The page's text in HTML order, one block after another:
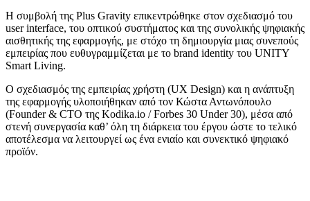
Η συμβολή της Plus Gravity επικεντρώθηκε στον σχεδιασμό του
user interface, του οπτικού συστήματος και της συνολικής ψηφιακής
αισθητικής της εφαρμογής, με στόχο τη δημιουργία μιας συνεπούς
εμπειρίας που ευθυγραμμίζεται με το brand identity του UNITY
Smart Living.
Ο σχεδιασμός της εμπειρίας χρήστη (UX Design) και η ανάπτυξη
της εφαρμογής υλοποιήθηκαν από τον Κώστα Αντωνόπουλο
(Founder & CTO της Kodika.io / Forbes 30 Under 30), μέσα από
στενή συνεργασία καθ’ όλη τη διάρκεια του έργου ώστε το τελικό
αποτέλεσμα να λειτουργεί ως ένα ενιαίο και συνεκτικό ψηφιακό
προϊόν.